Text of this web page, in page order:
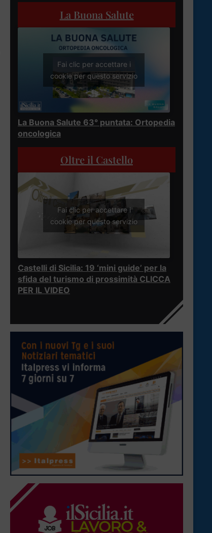
La Buona Salute
Fai clic per accettare i
cookie per questo servizio
La Buona Salute 63° puntata: Ortopedia
oncologica
Oltre il Castello
Fai clic per accettare i
cookie per questo servizio
Castelli di Sicilia: 19 ‘mini guide’ per la
sfida del turismo di prossimità CLICCA
PER IL VIDEO